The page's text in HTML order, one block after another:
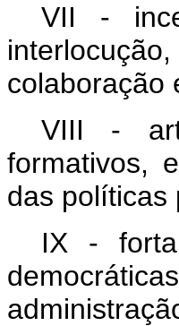
VII -
colaboração
VIII -
formativos,
das políticas
IX -